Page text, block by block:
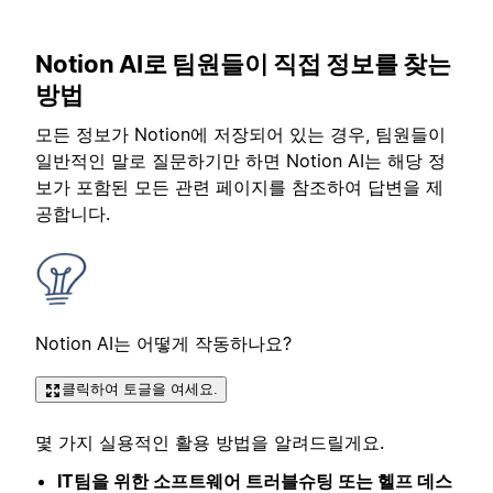
Notion AI로 팀원들이 직접 정보를 찾는
방법
모든 정보가 Notion에 저장되어 있는 경우, 팀원들이
일반적인 말로 질문하기만 하면 Notion AI는 해당 정
보가 포함된 모든 관련 페이지를 참조하여 답변을 제
공합니다.
Notion AI는 어떻게 작동하나요?
클릭하여 토글을 여세요.
몇 가지 실용적인 활용 방법을 알려드릴게요.
IT팀을 위한 소프트웨어 트러블슈팅 또는 헬프 데스